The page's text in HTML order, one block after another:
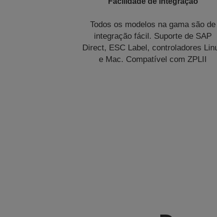
Todos os modelos na gama são de
integração fácil. Suporte de SAP
Direct, ESC Label, controladores
e Mac. Compatível com ZPLII